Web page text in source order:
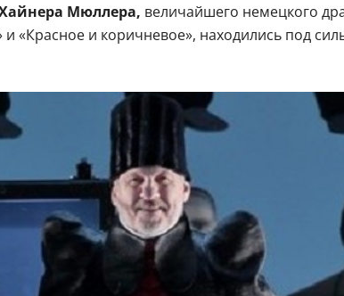
Мюллера, величайшего немецкого
и «Красное и коричневое», находились под